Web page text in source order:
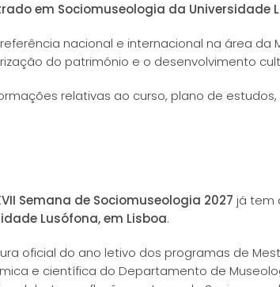
em Sociomuseologia da Universidade
nacional e internacional na área
do património e o desenvolvimento
relativas ao curso, plano de
Semana de Sociomuseologia 2027 já tem
Lusófona, em Lisboa.
oficial do ano letivo dos programas de
e científica do Departamento de